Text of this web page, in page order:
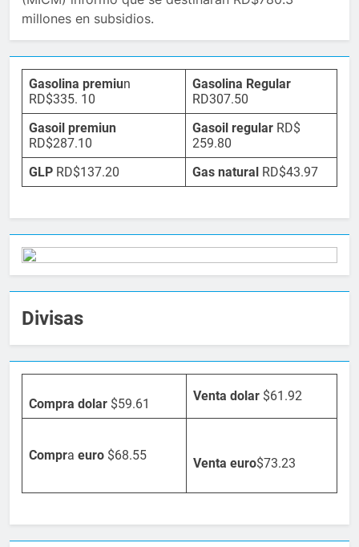
millones en subsidios.
Gasolina premiun
RD$335. 10
Gasolina Regular
RD307.50
Gasoil premiun
RD$287.10
Gasoil regular RD$
259.80
GLP RD$137.20 Gas natural RD$43.97
Divisas
Compra dolar $59.61
Venta dolar $61.92
Compra euro $68.55
Venta euro$73.23